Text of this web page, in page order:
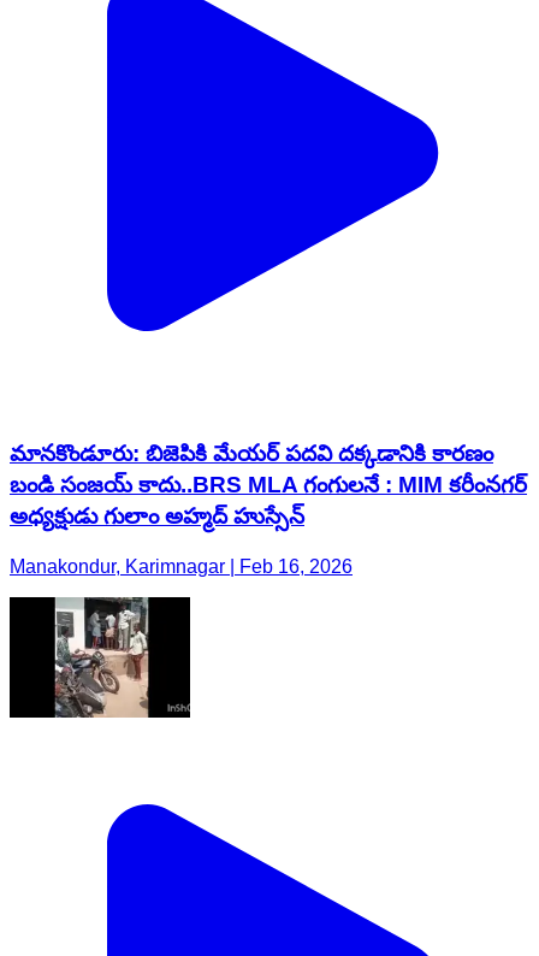
మానకొండూరు: బిజెపికి మేయర్ పదవి దక్కడానికి కారణం
బండి సంజయ్ కాదు..BRS MLA గంగులనే : MIM కరీంనగర్
అధ్యక్షుడు గులాం అహ్మద్ హుస్సేన్
Manakondur, Karimnagar | Feb 16, 2026